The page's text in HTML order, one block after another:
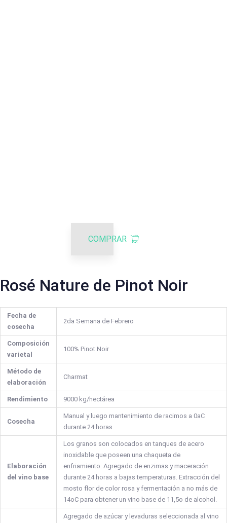
COMPRAR
Rosé Nature de Pinot Noir
Fecha de
cosecha
2da Semana de Febrero
Composición
varietal
100% Pinot Noir
Método de
elaboración
Charmat
Rendimiento 9000 kg/hectárea
Cosecha
Manual y luego mantenimiento de racimos a 0aC
durante 24 horas
Elaboración
del vino base
Los granos son colocados en tanques de acero
inoxidable que poseen una chaqueta de
enfriamiento. Agregado de enzimas y maceración
durante 24 horas a bajas temperaturas. Extracción del
mosto flor de color rosa y fermentación a no más de
14oC para obtener un vino base de 11,5o de alcohol.
Agregado de azúcar y levaduras seleccionada al vino